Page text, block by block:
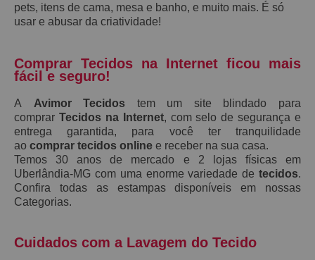
pets, itens de cama, mesa e banho, e muito mais. É só
usar e abusar da criatividade!
Comprar Tecidos na Internet ficou mais
fácil e seguro!
A Avimor Tecidos tem um site blindado para
comprar Tecidos na Internet, com selo de segurança e
entrega garantida, para você ter tranquilidade
ao comprar tecidos online e receber na sua casa.
Temos 30 anos de mercado e 2 lojas físicas em
Uberlândia-MG com uma enorme variedade de tecidos.
Confira todas as estampas disponíveis em nossas
Categorias.
Cuidados com a Lavagem do Tecido